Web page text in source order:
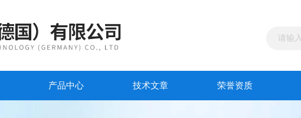
产品中心 技术文章 荣誉资质